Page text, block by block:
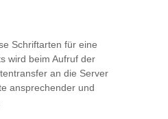
Schriftarten für eine
wird beim Aufruf der
an die Server
ansprechender und